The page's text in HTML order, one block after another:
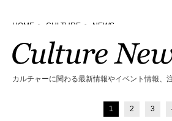
HOME > CULTURE > NEWS
カルチャーに関わる最新情報やイベント情報、
1 2 3